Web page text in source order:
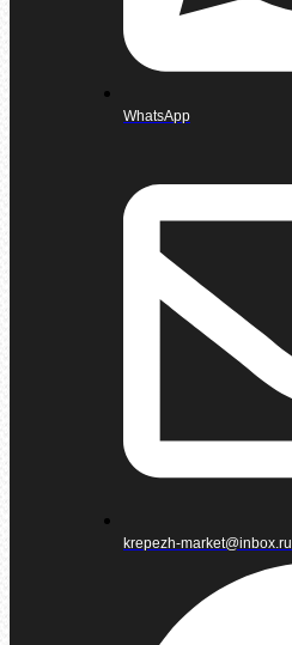
WhatsApp
krepezh-market@inbox.ru